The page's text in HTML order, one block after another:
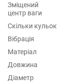
Зміщений
центр ваги
Скільки кульок
Вібрація
Матеріал
Довжина
Діаметр